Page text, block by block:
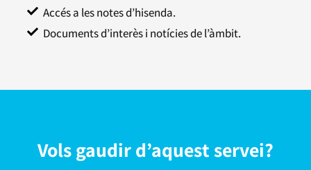
Accés a les notes d’hisenda.
Documents d’interès i notícies de l’àmbit.
Vols gaudir d’aquest servei?